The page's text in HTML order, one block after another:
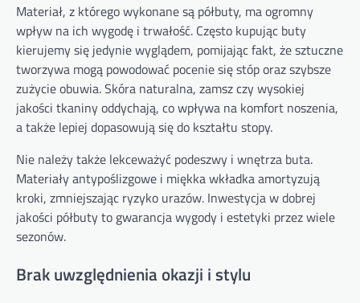
Materiał, z którego wykonane są półbuty, ma ogromny
wpływ na ich wygodę i trwałość. Często kupując buty
kierujemy się jedynie wyglądem, pomijając fakt, że sztuczne
tworzywa mogą powodować pocenie się stóp oraz szybsze
zużycie obuwia. Skóra naturalna, zamsz czy wysokiej
jakości tkaniny oddychają, co wpływa na komfort noszenia,
a także lepiej dopasowują się do kształtu stopy.
Nie należy także lekceważyć podeszwy i wnętrza buta.
Materiały antypoślizgowe i miękka wkładka amortyzują
kroki, zmniejszając ryzyko urazów. Inwestycja w dobrej
jakości półbuty to gwarancja wygody i estetyki przez wiele
sezonów.
Brak uwzględnienia okazji i stylu